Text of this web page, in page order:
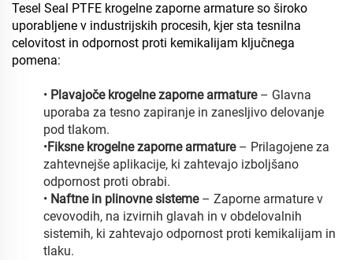
Tesel Seal PTFE krogelne zaporne armature so široko
uporabljene v industrijskih procesih, kjer sta tesnilna
celovitost in odpornost proti kemikalijam ključnega
pomena:
• Plavajoče krogelne zaporne armature – Glavna
uporaba za tesno zapiranje in zanesljivo delovanje
pod tlakom.
•Fiksne krogelne zaporne armature – Prilagojene za
zahtevnejše aplikacije, ki zahtevajo izboljšano
odpornost proti obrabi.
• Naftne in plinovne sisteme – Zaporne armature v
cevovodih, na izvirnih glavah in v obdelovalnih
sistemih, ki zahtevajo odpornost proti kemikalijam in
tlaku.